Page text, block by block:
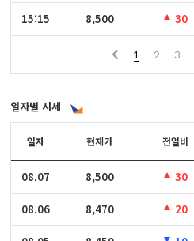
15:15
15:15 8,500 30
1 2 3
일자별 시세
일자
08.07
08.06
일자 현재가 전일비
08.07 8,500 30
08.06 8,470 20